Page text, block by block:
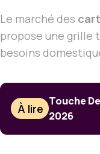
Le marché des
propose une grille
besoins
À lire
Touche
2026